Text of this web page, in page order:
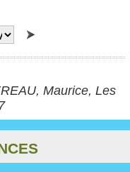
Maurice, Les